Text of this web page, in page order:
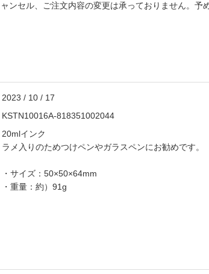
ンセル、ご注文内容の変更は承っておりません。予
2023 / 10 / 17
KSTN10016A-818351002044
20mlインク
ラメ入りのためつけペンやガラスペンにお勧めです。
・サイズ：50×50×64mm
・重量：約）91g